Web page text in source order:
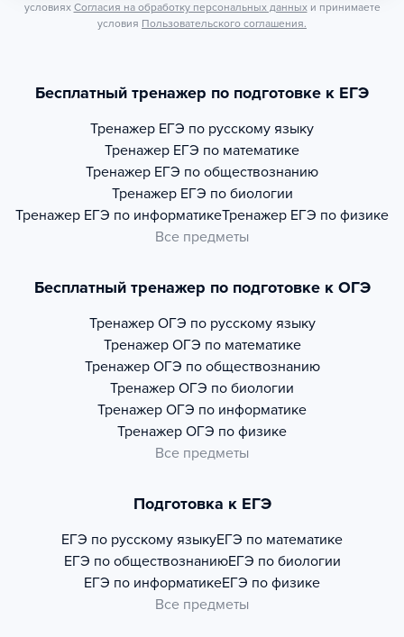
условиях Согласия на обработку персональных данных и принимаете
условия Пользовательского соглашения.
Бесплатный тренажер по подготовке к ЕГЭ
Тренажер ЕГЭ по русскому языку
Тренажер ЕГЭ по математике
Тренажер ЕГЭ по обществознанию
Тренажер ЕГЭ по биологии
Тренажер ЕГЭ по информатикеТренажер ЕГЭ по физике
Все предметы
Бесплатный тренажер по подготовке к ОГЭ
Тренажер ОГЭ по русскому языку
Тренажер ОГЭ по математике
Тренажер ОГЭ по обществознанию
Тренажер ОГЭ по биологии
Тренажер ОГЭ по информатике
Тренажер ОГЭ по физике
Все предметы
Подготовка к ЕГЭ
ЕГЭ по русскому языкуЕГЭ по математике
ЕГЭ по обществознаниюЕГЭ по биологии
ЕГЭ по информатикеЕГЭ по физике
Все предметы